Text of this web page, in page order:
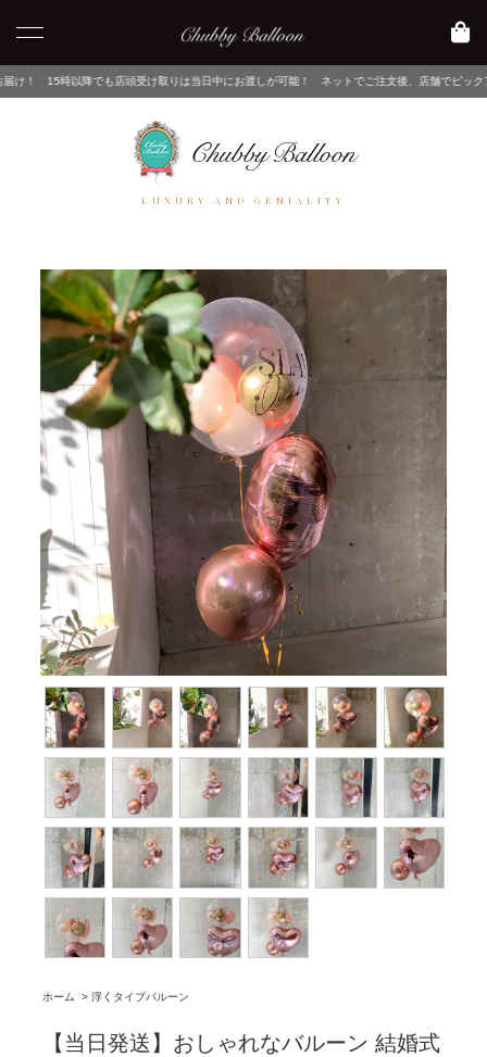
頭受け取りは当日中にお渡しが可能！ ネットでご注文後、店舗でピックアップするだけ！
LUXURY AND GENIALITY
ホーム >浮くタイプバルーン
【当日発送】おしゃれなバルーン 結婚式